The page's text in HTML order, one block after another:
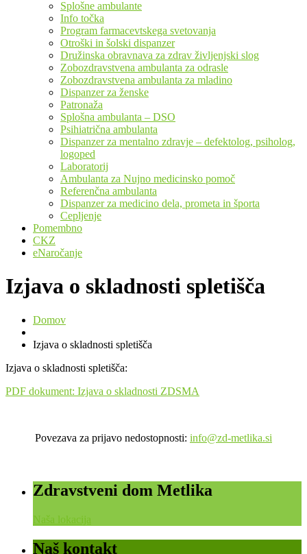
Splošne ambulante
Info točka
Program farmacevtskega svetovanja
Otroški in šolski dispanzer
Družinska obravnava za zdrav življenjski slog
Zobozdravstvena ambulanta za odrasle
Zobozdravstvena ambulanta za mladino
Dispanzer za ženske
Patronaža
Splošna ambulanta – DSO
Psihiatrična ambulanta
Dispanzer za mentalno zdravje – defektolog, psiholog,
logoped
Laboratorij
Ambulanta za Nujno medicinsko pomoč
Referenčna ambulanta
Dispanzer za medicino dela, prometa in športa
Cepljenje
Pomembno
CKZ
eNaročanje
Izjava o skladnosti spletišča
Domov
Izjava o skladnosti spletišča
Izjava o skladnosti spletišča:
PDF dokument: Izjava o skladnosti ZDSMA
Povezava za prijavo nedostopnosti: info@zd-metlika.si
Zdravstveni dom Metlika
Naša lokacija
Naš kontakt